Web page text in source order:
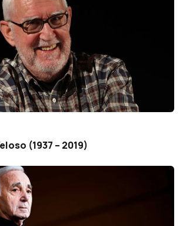
(1937 – 2019)